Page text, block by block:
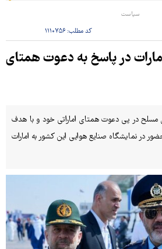
سیاست
کد مطلب:۱۱۱۰۷۵۶
در پاسخ به دعوت همتای
مسلح در پی دعوت همتای اماراتی خود و با هدف
در نمایشگاه صنایع هوایی این کشور به امارات